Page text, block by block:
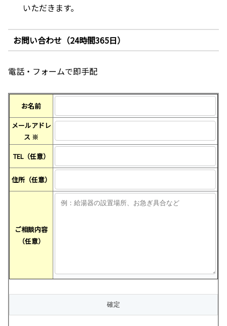
いただきます。
お問い合わせ（24時間365日）
電話・フォームで即手配
お名前
メールアドレ
ス ※
TEL（任意）
住所（任意）
ご相談内容
（任意）